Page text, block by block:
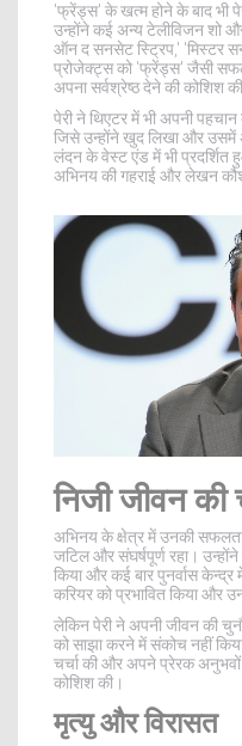
'फ्रेंड्स' के खत्म होने के बाद भी
उन्होंने कई अन्य टेलीविजन शो
ऑन द सनसेट स्ट्रिप,' 'मिस्टर
प्रोजेक्ट्स को 'फ्रेंड्स' जैसी
अपना सर्वश्रेष्ठ देने की कोशिश
पेरी ने थिएटर में भी अपनी
जिसे उन्होंने खुद लिखा और उसमें
लंदन के वेस्ट एंड में भी
अभिनय की गहराई और लेखन
निजी जीवन की
अभिनय के क्षेत्र में उनकी
जटिल और संघर्षपूर्ण रहा।
किया और कई बार पुनर्वास
करियर को प्रभावित किया और
लेकिन पेरी ने अपनी जीवन की
को साझा करने में संकोच नहीं
चर्चा की और अपने प्रेरक
कोशिश की।
मृत्यु और विरासत